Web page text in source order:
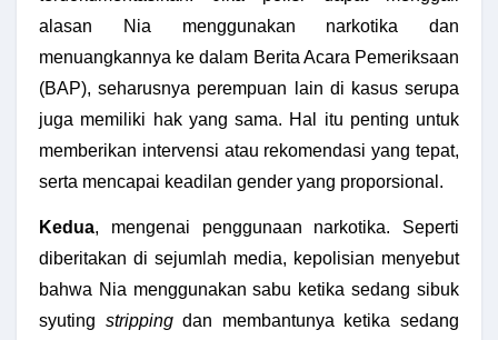
alasan Nia menggunakan narkotika dan
menuangkannya ke dalam Berita Acara Pemeriksaan
(BAP), seharusnya perempuan lain di kasus serupa
juga memiliki hak yang sama. Hal itu penting untuk
memberikan intervensi atau rekomendasi yang tepat,
serta mencapai keadilan gender yang proporsional.
Kedua, mengenai penggunaan narkotika. Seperti
diberitakan di sejumlah media, kepolisian menyebut
bahwa Nia menggunakan sabu ketika sedang sibuk
syuting strippingdan membantunya ketika sedang